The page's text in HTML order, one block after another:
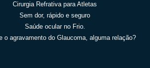
Cirurgia Refrativa para Atletas
Sem dor, rápido e seguro
Saúde ocular no Frio.
o agravamento do Glaucoma, alguma relação?